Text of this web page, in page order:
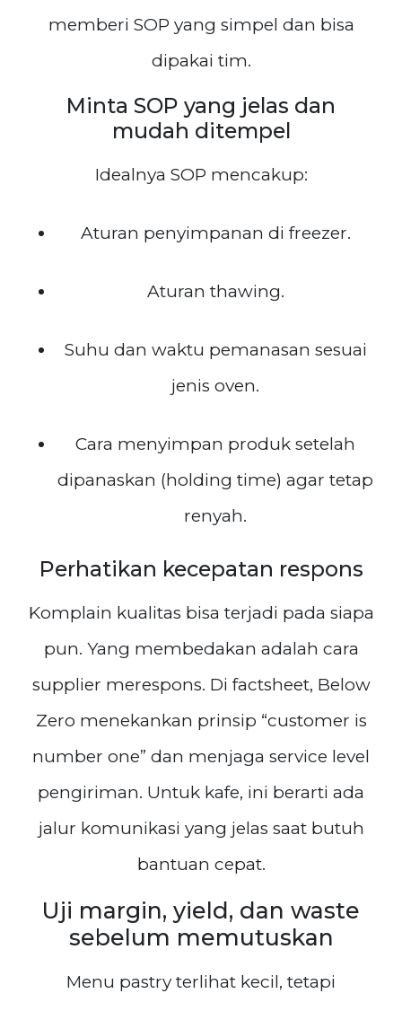
memberi SOP yang simpel dan bisa
dipakai tim.
Minta SOP yang jelas dan
mudah ditempel
Idealnya SOP mencakup:
Aturan penyimpanan di freezer.
Aturan thawing.
Suhu dan waktu pemanasan sesuai
jenis oven.
Cara menyimpan produk setelah
dipanaskan (holding time) agar tetap
renyah.
Perhatikan kecepatan respons
Komplain kualitas bisa terjadi pada siapa
pun. Yang membedakan adalah cara
supplier merespons. Di factsheet, Below
Zero menekankan prinsip “customer is
number one” dan menjaga service level
pengiriman. Untuk kafe, ini berarti ada
jalur komunikasi yang jelas saat butuh
bantuan cepat.
Uji margin, yield, dan waste
sebelum memutuskan
Menu pastry terlihat kecil, tetapi